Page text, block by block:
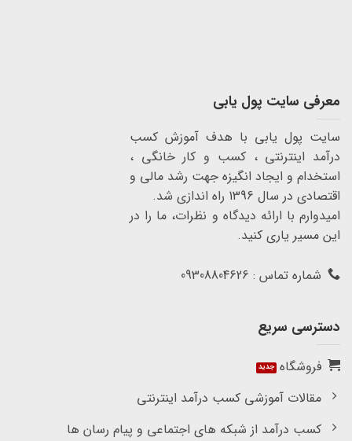
معرفی سایت پول یابی
سایت پول یابی با هدف آموزش کسب
درآمد اینترنتی ، کسب و کار خانگی ،
استخدام و ایجاد انگیزه جهت رشد مالی و
اقتصادی در سال 1396 راه اندازی شد.
امیدوارم با ارائه دیدگاه و نظرات، ما را در
این مسیر یاری کنید.
شماره تماس : 09308804626
دسترسی سریع
فروشگاه
مقالات آموزشی کسب درآمد اینترنتی
کسب درآمد از شبکه های اجتماعی و پیام رسان ها